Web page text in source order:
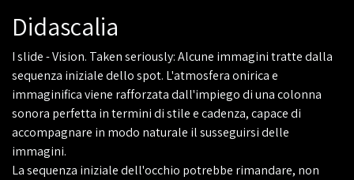
Didascalia
I slide - Vision. Taken seriously: Alcune immagini tratte dalla
sequenza iniziale dello spot. L'atmosfera onirica e
immaginifica viene rafforzata dall'impiego di una colonna
sonora perfetta in termini di stile e cadenza, capace di
accompagnare in modo naturale il susseguirsi delle
immagini.
La sequenza iniziale dell'occhio potrebbe rimandare, non